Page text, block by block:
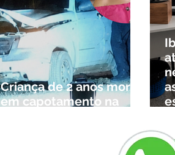
Criança de 2 anos morre
em capotamento na